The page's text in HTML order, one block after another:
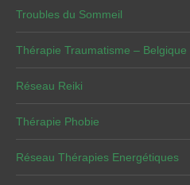
Troubles du Sommeil
Thérapie Traumatisme – Belgique
Réseau Reiki
Thérapie Phobie
Réseau Thérapies Energétiques